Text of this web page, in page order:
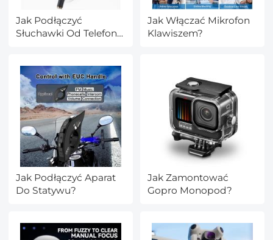
Jak Podłączyć
Słuchawki Od Telefonu
Jak Włączać Mikrofon
Klawiszem?
Jak Podłączyć Aparat
Do Statywu?
Jak Zamontować
Gopro Monopod?